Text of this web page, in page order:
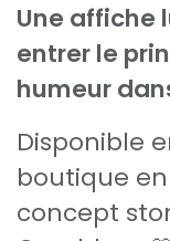
Une affiche
entrer le
humeur
Disponible
boutique
concept